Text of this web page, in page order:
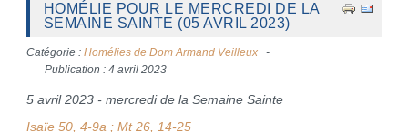
HOMÉLIE POUR LE MERCREDI DE LA
SEMAINE SAINTE (05 AVRIL 2023)
Catégorie : Homélies de Dom Armand Veilleux
Publication : 4 avril 2023
5 avril 2023 - mercredi de la Semaine Sainte
Isaïe 50, 4-9a ; Mt 26, 14-25